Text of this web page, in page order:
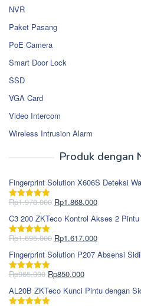
NVR
Paket Pasang
PoE Camera
Smart Door Lock
SSD
VGA Card
Video Intercom
Wireless Intrusion Alarm
Produk dengan
Fingerprint Solution X606S Deteksi
Dinilai5.00
Rp1.978.000 Harga
aslinya
adalah:
Rp1.978.000.
Rp1.868.000Harga
saat
ini
adalah:
C3 200 ZKTeco Kontrol Akses 2 Pintu
Dinilai5.00
Rp1.695.000 Harga
aslinya
adalah:
Rp1.695.000.
Rp1.617.000Harga
saat
ini
Fingerprint Solution P207 Absensi
Dinilai5.00
Rp965.000 Harga
aslinya
adalah:
Rp850.000Harga
saat
ini
AL20B ZKTeco Kunci Pintu dengan